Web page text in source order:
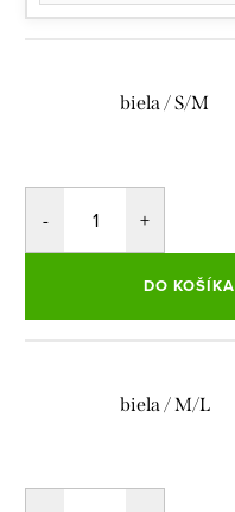
biela / S/M
DO KOŠÍKA
biela / M/L